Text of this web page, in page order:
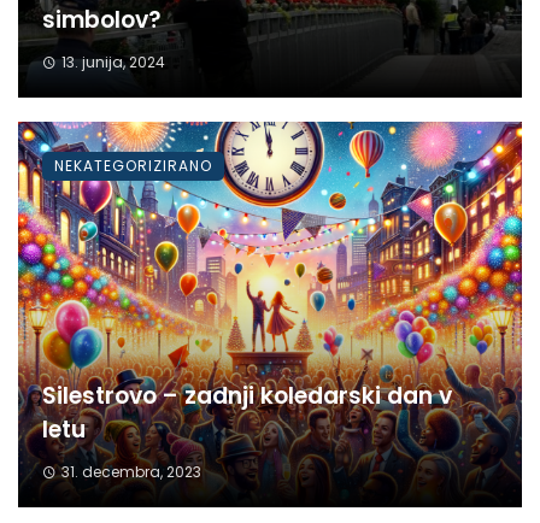
simbolov?
13. junija, 2024
Silestrovo – zadnji koledarski dan v
letu
31. decembra, 2023
NEKATEGORIZIRANO